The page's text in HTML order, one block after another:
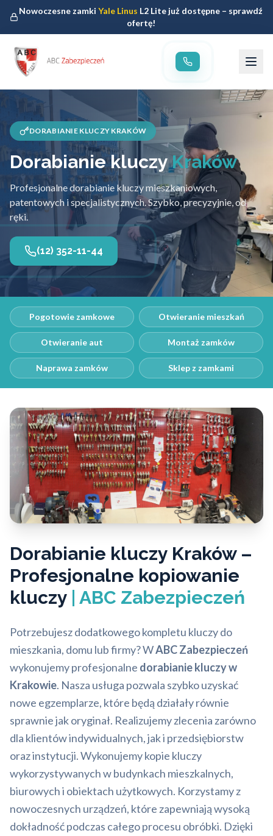
Nowoczesne zamkiYale Linus L2 Lite już dostępne – sprawdź
ofertę!
DORABIANIE KLUCZY KRAKÓW
Dorabianie kluczyKraków
Profesjonalne dorabianie kluczy mieszkaniowych,
patentowych i specjalistycznych. Szybko, precyzyjnie, od
ręki.
(12) 352-11-44
Pogotowie zamkowe Otwieranie mieszkań
Otwieranie aut Montaż zamków
Naprawa zamków Sklep z zamkami
Dorabianie kluczy Kraków –
Profesjonalne kopiowanie
kluczy | ABC Zabezpieczeń
Potrzebujesz dodatkowego kompletu kluczy do
mieszkania, domu lub firmy? WABC Zabezpieczeń
wykonujemy profesjonalne dorabianie kluczy w
Krakowie. Nasza usługa pozwala szybko uzyskać
nowe egzemplarze, które będą działały równie
sprawnie jak oryginał. Realizujemy zlecenia zarówno
dla klientów indywidualnych, jak i przedsiębiorstw
oraz instytucji. Wykonujemy kopie kluczy
wykorzystywanych w budynkach mieszkalnych,
biurowych i obiektach użytkowych. Korzystamy z
nowoczesnych urządzeń, które zapewniają wysoką
dokładność podczas całego procesu obróbki. Dzięki